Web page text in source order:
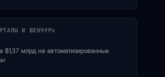
И ВЕНЧУР»
$1,37 млрд на автоматизированные